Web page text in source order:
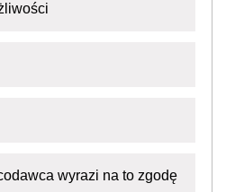
wyrazi na to zgodę